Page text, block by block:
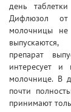
день таблетки
Дифлюзол от
молочницы не
выпускаются,
препарат
интересует
молочнице. В
почти
принимают